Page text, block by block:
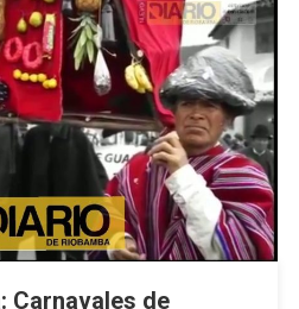
Carnavales de